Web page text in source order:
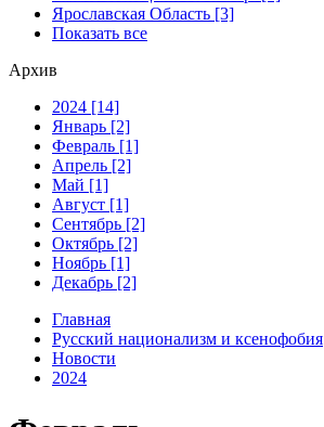
Ярославская Область [3]
Показать все
Архив
2024 [14]
Январь [2]
Февраль [1]
Апрель [2]
Май [1]
Август [1]
Сентябрь [2]
Октябрь [2]
Ноябрь [1]
Декабрь [2]
Главная
Русский национализм и ксенофобия
Новости
2024